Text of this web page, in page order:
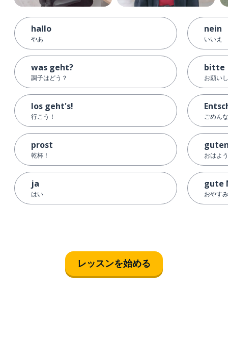
hallo
やあ
was geht?
調子はどう？
los geht's!
行こう！
prost
乾杯！
ja
はい
nein
いいえ
bitte
お願い
ごめん
おはよ
gute
おやす
レッスンを始める